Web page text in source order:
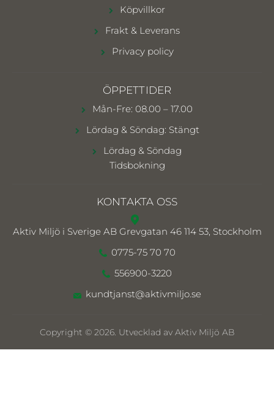
Köpvillkor
Frakt & Leverans
Privacy policy
ÖPPETTIDER
Mån-Fre: 08.00 – 17.00
Lördag & Söndag: Stängt
Lördag & Söndag
Tidsbokning
KONTAKTA OSS
Aktiv Miljö i Sverige AB Grevgatan 46 114 53, Stockholm
0775-75 70 70
556900-3220
kundtjanst@aktivmiljo.se
Copyright © 2026. Utvecklad av Aktiv Miljö AB